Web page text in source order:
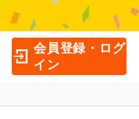
会員登録・ログ
イン